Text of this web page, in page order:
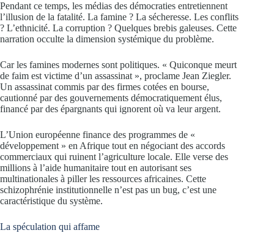
Pendant ce temps, les médias des démocraties entretiennent
l’illusion de la fatalité. La famine ? La sécheresse. Les conflits
? L’ethnicité. La corruption ? Quelques brebis galeuses. Cette
narration occulte la dimension systémique du problème.
Car les famines modernes sont politiques. « Quiconque meurt
de faim est victime d’un assassinat », proclame Jean Ziegler.
Un assassinat commis par des firmes cotées en bourse,
cautionné par des gouvernements démocratiquement élus,
financé par des épargnants qui ignorent où va leur argent.
L’Union européenne finance des programmes de «
développement » en Afrique tout en négociant des accords
commerciaux qui ruinent l’agriculture locale. Elle verse des
millions à l’aide humanitaire tout en autorisant ses
multinationales à piller les ressources africaines. Cette
schizophrénie institutionnelle n’est pas un bug, c’est une
caractéristique du système.
La spéculation qui affame